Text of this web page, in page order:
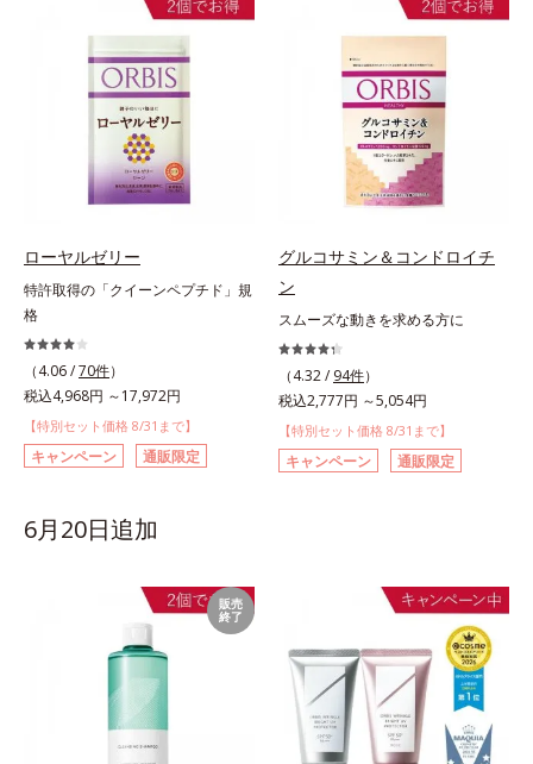
ローヤルゼリー
特許取得の「クイーンペプチド」規
格
（4.06 /70件）
税込4,968円 ～17,972円
【特別セット価格 8/31まで】
キャンペーン 通販限定
グルコサミン＆コンドロイチ
ン
スムーズな動きを求める方に
（4.32 / 94件）
税込2,777円 ～5,054円
【特別セット価格 8/31まで】
キャンペーン 通販限定
6月20日追加
販売
終了